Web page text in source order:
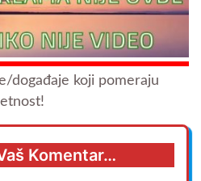
događaje koji pomeraju
Komentar…